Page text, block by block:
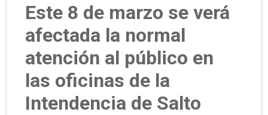
Este 8 de marzo se verá
afectada la normal
atención al público en
las oficinas de la
Intendencia de Salto